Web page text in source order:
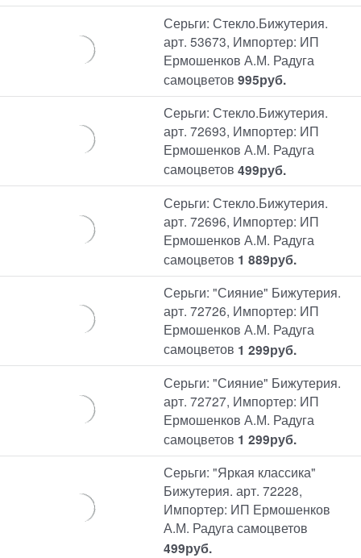
Серьги: Стекло.Бижутерия.
арт. 53673, Импортер: ИП
Ермошенков А.М. Радуга
самоцветов 995руб.
Серьги: Стекло.Бижутерия.
арт. 72693, Импортер: ИП
Ермошенков А.М. Радуга
самоцветов 499руб.
Серьги: Стекло.Бижутерия.
арт. 72696, Импортер: ИП
Ермошенков А.М. Радуга
самоцветов 1 889руб.
Серьги: "Сияние" Бижутерия.
арт. 72726, Импортер: ИП
Ермошенков А.М. Радуга
самоцветов 1 299руб.
Серьги: "Сияние" Бижутерия.
арт. 72727, Импортер: ИП
Ермошенков А.М. Радуга
самоцветов 1 299руб.
Серьги: "Яркая классика"
Бижутерия. арт. 72228,
Импортер: ИП Ермошенков
А.М. Радуга самоцветов
499руб.